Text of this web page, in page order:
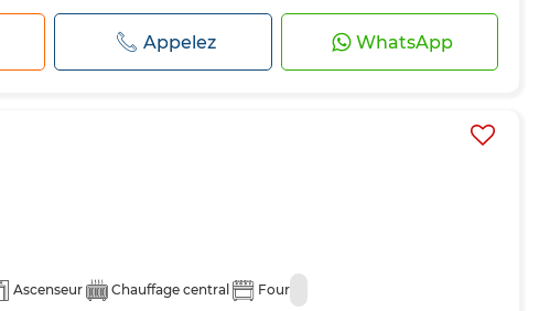
Appelez WhatsApp
Ascenseur Chauffage central Four